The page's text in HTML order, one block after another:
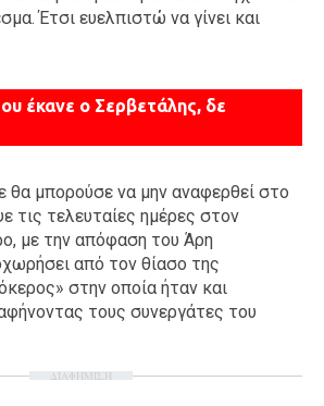
Έτσι ευελπιστώ να γίνει και
έκανε ο Σερβετάλης, δε
μπορούσε να μην αναφερθεί στο
τις τελευταίες ημέρες στον
με την απόφαση του Άρη
από τον θίασο της
στην οποία ήταν και
τους συνεργάτες του
ΔΙΑΦΗΜΙΣΗ